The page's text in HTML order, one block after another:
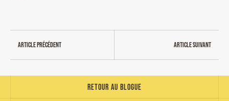
Article précédent Article suivant
Retour au blogue